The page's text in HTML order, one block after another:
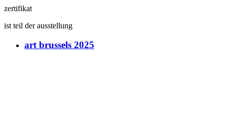
zertifikat
ist teil der ausstellung
art brussels 2025